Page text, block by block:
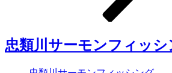
忠類川サーモンフィッシ